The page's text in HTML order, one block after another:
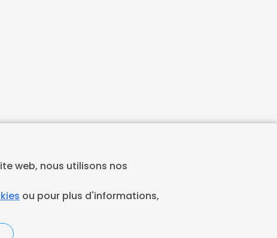
web, nous utilisons nos
ou pour plus d'informations,
Espace juridique